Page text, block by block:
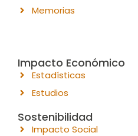
Memorias
Impacto Económico
Estadísticas
Estudios
Sostenibilidad
Impacto Social